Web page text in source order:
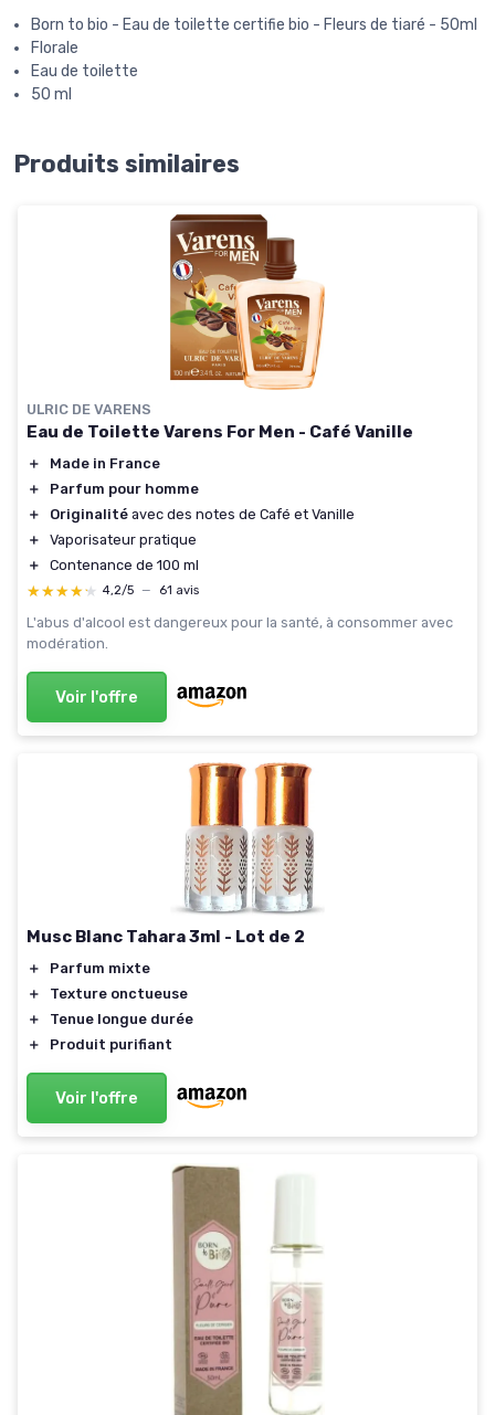
Born to bio - Eau de toilette certifie bio - Fleurs de tiaré - 50ml
Florale
Eau de toilette
50 ml
Produits similaires
ULRIC DE VARENS
Eau de Toilette Varens For Men - Café Vanille
＋
Made in France
＋
Parfum pour homme
＋
Originalité avec des notes de Café et Vanille
＋
Vaporisateur pratique
＋
Contenance de 100 ml
★★★★★
★★★★★ 4,2/5 — 61 avis
L'abus d'alcool est dangereux pour la santé, à consommer avec
modération.
Voir l'offre
Musc Blanc Tahara 3ml - Lot de 2
＋
Parfum mixte
＋
Texture onctueuse
＋
Tenue longue durée
＋
Produit purifiant
Voir l'offre